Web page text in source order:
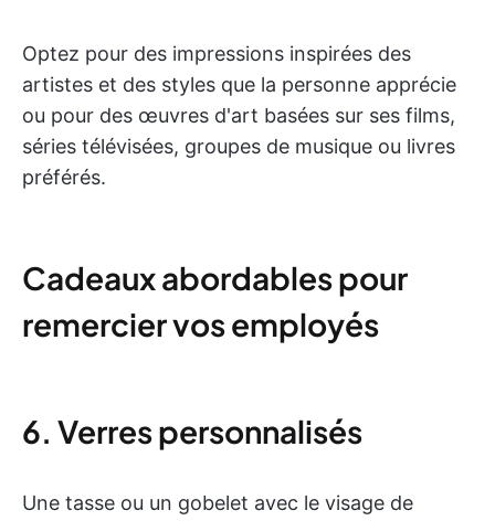
Optez pour des impressions inspirées des
artistes et des styles que la personne apprécie
ou pour des œuvres d'art basées sur ses films,
séries télévisées, groupes de musique ou livres
préférés.
Cadeaux abordables pour
remercier vos employés
6. Verres personnalisés
Une tasse ou un gobelet avec le visage de